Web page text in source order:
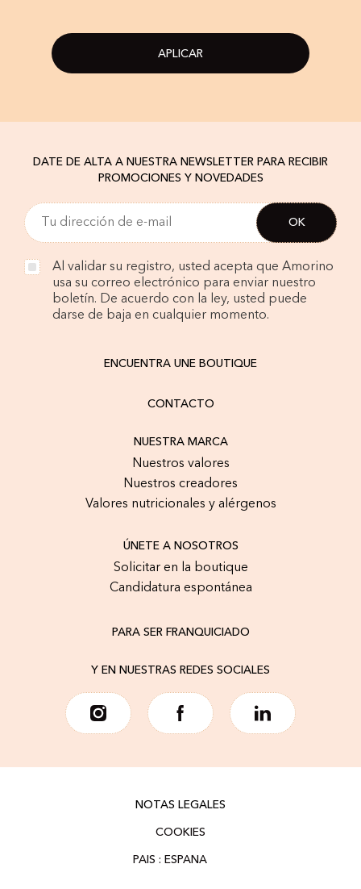
APLICAR
DATE DE ALTA A NUESTRA NEWSLETTER PARA RECIBIR
PROMOCIONES Y NOVEDADES
Al validar su registro, usted acepta que Amorino
usa su correo electrónico para enviar nuestro
boletín. De acuerdo con la ley, usted puede
darse de baja en cualquier momento.
ENCUENTRA UNE BOUTIQUE
CONTACTO
NUESTRA MARCA
Nuestros valores
Nuestros creadores
Valores nutricionales y alérgenos
ÚNETE A NOSOTROS
Solicitar en la boutique
Candidatura espontánea
PARA SER FRANQUICIADO
Y EN NUESTRAS REDES SOCIALES
NOTAS LEGALES
COOKIES